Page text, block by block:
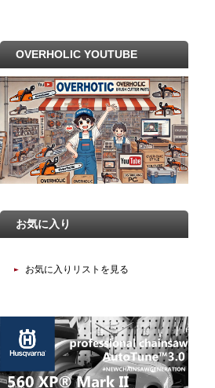
OVERHOLIC YOUTUBE
お気に入り
お気に入りリストを見る